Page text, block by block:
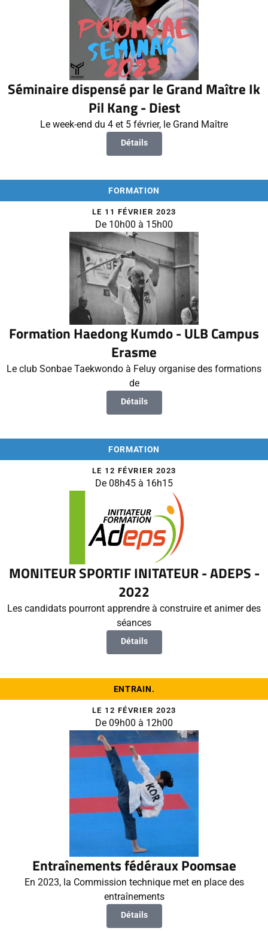
Séminaire dispensé par le Grand Maître Ik
Pil Kang - Diest
Le week-end du 4 et 5 février, le Grand Maître
Détails
FORMATION
LE 11 FÉVRIER 2023
De 10h00 à 15h00
Formation Haedong Kumdo - ULB Campus
Erasme
Le club Sonbae Taekwondo à Feluy organise des formations
de
Détails
FORMATION
LE 12 FÉVRIER 2023
De 08h45 à 16h15
MONITEUR SPORTIF INITATEUR - ADEPS -
2022
Les candidats pourront apprendre à construire et animer des
séances
Détails
ENTRAIN.
LE 12 FÉVRIER 2023
De 09h00 à 12h00
Entraînements fédéraux Poomsae
En 2023, la Commission technique met en place des
entraînements
Détails